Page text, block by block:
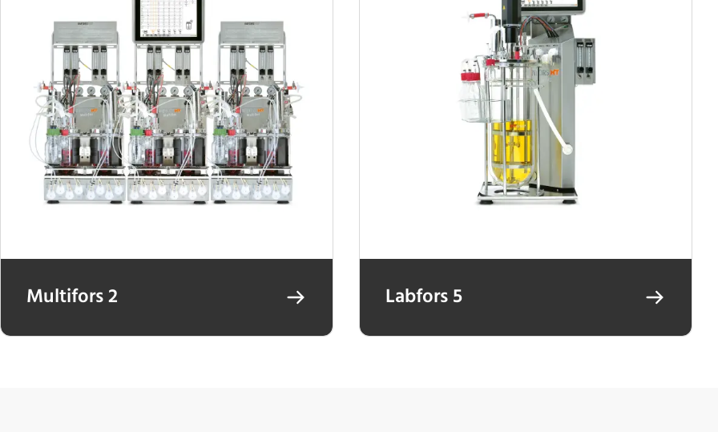
Multifors 2 Labfors 5